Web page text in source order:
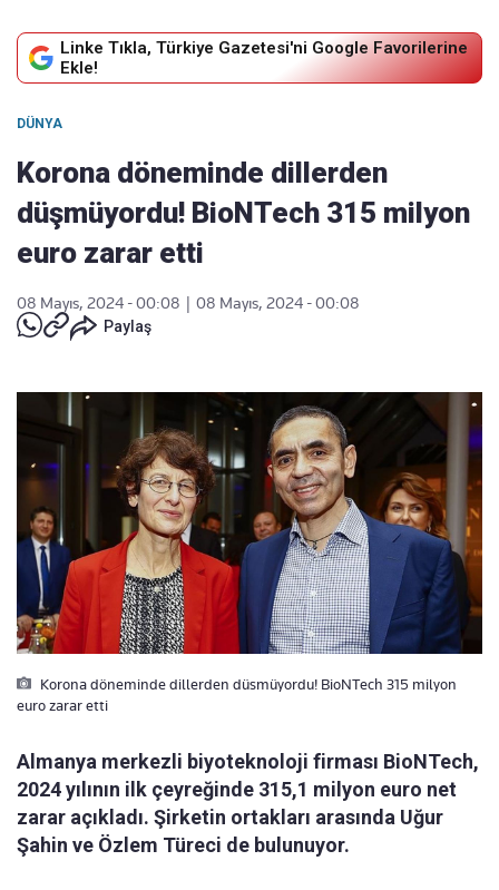
Linke Tıkla, Türkiye Gazetesi'ni Google Favorilerine
Ekle!
DÜNYA
Korona döneminde dillerden
düşmüyordu! BioNTech 315 milyon
euro zarar etti
08 Mayıs, 2024 - 00:08
08 Mayıs, 2024 - 00:08
Paylaş
Korona döneminde dillerden düsmüyordu! BioNTech 315 milyon
euro zarar etti
Almanya merkezli biyoteknoloji firması BioNTech,
2024 yılının ilk çeyreğinde 315,1 milyon euro net
zarar açıkladı. Şirketin ortakları arasında Uğur
Şahin ve Özlem Türeci de bulunuyor.